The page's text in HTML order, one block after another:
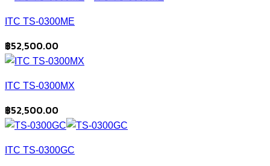
ITC TS-0300ME
฿52,500.00
ITC TS-0300MX
฿52,500.00
ITC TS-0300GC